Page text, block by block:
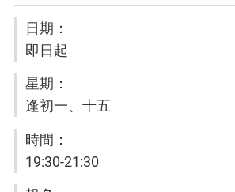
即日起
逢初一、十五
19:30-21:30